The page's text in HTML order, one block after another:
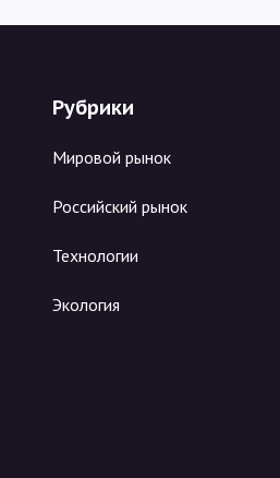
Рубрики
Мировой рынок
Российский рынок
Технологии
Экология